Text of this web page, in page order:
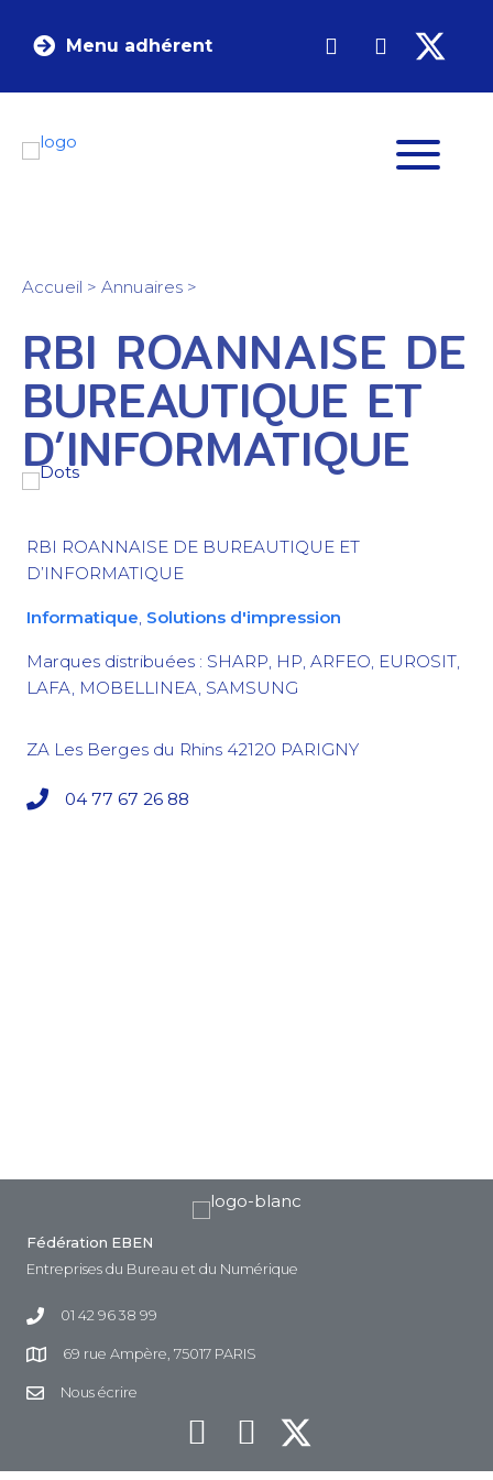
Menu adhérent
Accueil > Annuaires >
RBI ROANNAISE DE
BUREAUTIQUE ET
D’INFORMATIQUE
RBI ROANNAISE DE BUREAUTIQUE ET
D’INFORMATIQUE
Informatique, Solutions d'impression
Marques distribuées : SHARP, HP, ARFEO, EUROSIT,
LAFA, MOBELLINEA, SAMSUNG
ZA Les Berges du Rhins 42120 PARIGNY
04 77 67 26 88
Fédération EBEN
Entreprises du Bureau et du Numérique
01 42 96 38 99
69 rue Ampère, 75017 PARIS
Nous écrire